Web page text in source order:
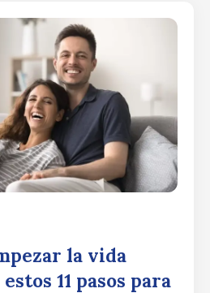
la vida
11 pasos para